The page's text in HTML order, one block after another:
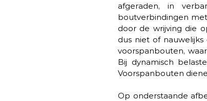
afgeraden, in
boutverbindingen
door de wrijving die
dus niet of
voorspanbouten,
Bij dynamisch
Voorspanbouten
Op onderstaande